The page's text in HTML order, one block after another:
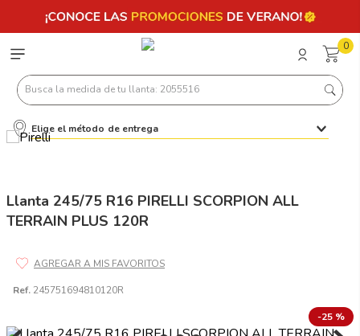
0
Busca la medida de tu llanta: 2055516
Elige el método de entrega
Llanta 245/75 R16 PIRELLI SCORPION ALL
TERRAIN PLUS 120R
Ref. 245751694810120R
-25 %
Términos más buscados
7.245